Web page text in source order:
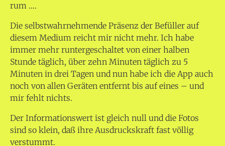
rum ….
Die selbstwahrnehmende Präsenz der Befüller auf
diesem Medium reicht mir nicht mehr. Ich habe
immer mehr runtergeschaltet von einer halben
Stunde täglich, über zehn Minuten täglich zu 5
Minuten in drei Tagen und nun habe ich die App auch
noch von allen Geräten entfernt bis auf eines – und
mir fehlt nichts.
Der Informationswert ist gleich null und die Fotos
sind so klein, daß ihre Ausdruckskraft fast völlig
verstummt.